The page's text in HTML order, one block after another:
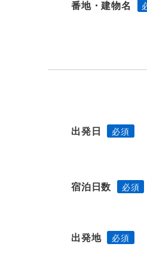
番地・建物名
出発日
宿泊日数
出発地